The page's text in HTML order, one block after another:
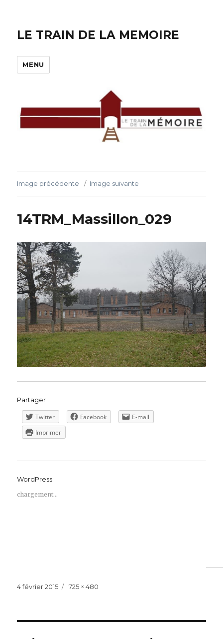
LE TRAIN DE LA MEMOIRE
MENU
Image précédente Image suivante
14TRM_Massillon_029
Partager :
Twitter Facebook
E-mail
Imprimer
WordPress:
chargement…
Publié
4 février 2015
Taille
725 × 480